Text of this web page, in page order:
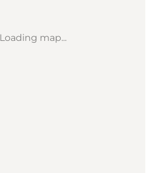
Loading map...